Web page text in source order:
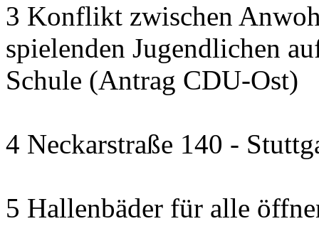
3 Konflikt zwischen
spielenden Jugendlichen
Schule (Antrag CDU-Ost)
4 Neckarstraße 140 -
5 Hallenbäder für alle